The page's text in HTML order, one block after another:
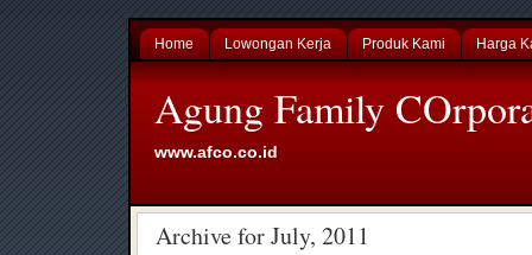
Home Lowongan Kerja Produk Kami Harga
Agung Family
www.afco.co.id
Archive for July, 2011